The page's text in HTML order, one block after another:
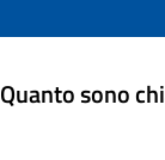
Quanto sono